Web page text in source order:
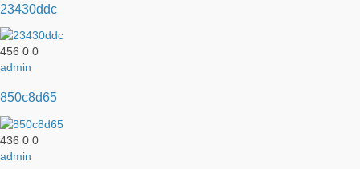
23430ddc
456 0 0
admin
850c8d65
436 0 0
admin